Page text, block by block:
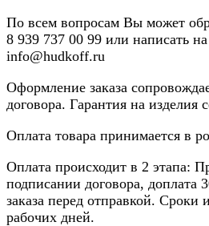
По всем вопросам Вы может
8 939 737 00 99 или написать
info@hudkoff.ru
Оформление заказа
договора. Гарантия на изделия
Оплата товара принимается в
Оплата происходит в 2 этапа:
подписании договора, доплата
заказа перед отправкой. Сроки
рабочих дней.